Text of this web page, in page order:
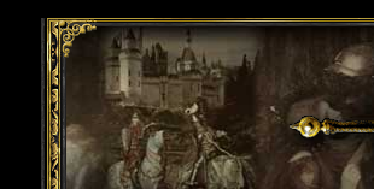
Camelot, la patria della cavalleria